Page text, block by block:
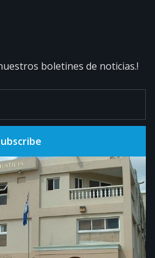
boletines de noticias.!